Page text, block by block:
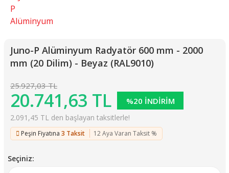
Juno-P Alüminyum Radyatör 600 mm - 2000
mm (20 Dilim) - Beyaz (RAL9010)
25.927,03 TL
20.741,63 TL %20 İNDİRİM
2.091,45 TL den başlayan taksitlerle!
Peşin Fiyatına 3 Taksit 12 Aya Varan Taksit %
Seçiniz: